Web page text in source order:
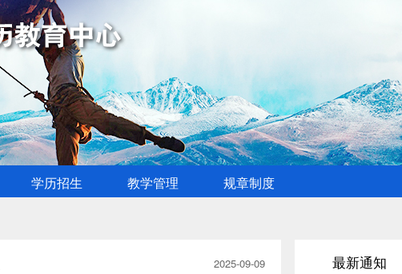
学历招生 教学管理 规章制度
2025-09-09 最新通知